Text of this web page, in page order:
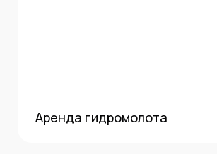
Аренда гидромолота